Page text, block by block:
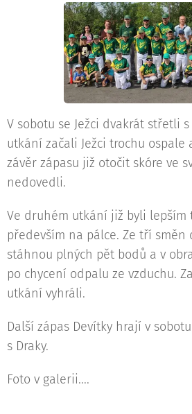
V sobotu se Ježci dvakrát střetli
utkání začali Ježci trochu ospale
závěr zápasu již otočit skóre ve
nedovedli.
Ve druhém utkání již byli lepším
především na pálce. Ze tří směn
stáhnou plných pět bodů a v
po chycení odpalu ze vzduchu.
utkání vyhráli.
Další zápas Devítky hrají v
s Draky.
Foto v galerii....